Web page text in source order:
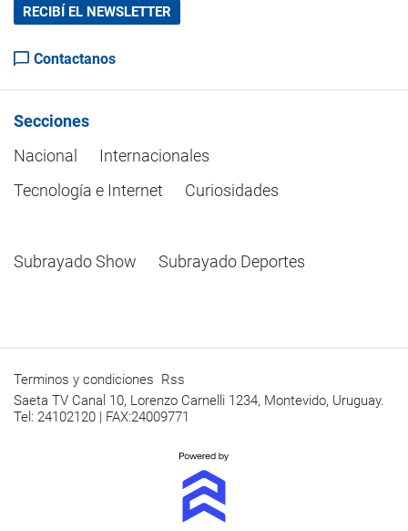
RECIBÍ EL NEWSLETTER
Contactanos
Secciones
Nacional
Internacionales
Tecnología e Internet
Curiosidades
Subrayado Show Subrayado Deportes
Terminos y condiciones Rss
Saeta TV Canal 10, Lorenzo Carnelli 1234, Montevido, Uruguay.
Tel: 24102120 | FAX:24009771